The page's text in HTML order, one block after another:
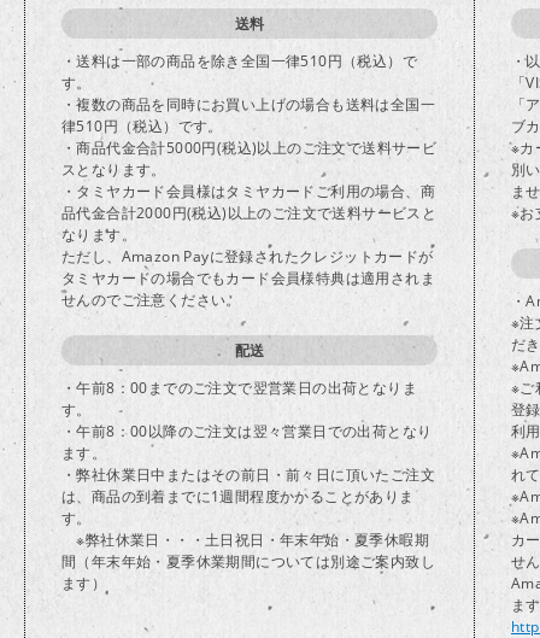
送料
・送料は一部の商品を除き全国一律510円（税込）で
す。
・複数の商品を同時にお買い上げの場合も送料は全国一
律510円（税込）です。
・商品代金合計5000円(税込)以上のご注文で送料サービ
スとなります。
・タミヤカード会員様はタミヤカードご利用の場合、商
品代金合計2000円(税込)以上のご注文で送料サービスと
なります。
ただし、Amazon Payに登録されたクレジットカードが
タミヤカードの場合でもカード会員様特典は適用されま
せんのでご注意ください。
配送
・午前8：00までのご注文で翌営業日の出荷となりま
す。
・午前8：00以降のご注文は翌々営業日での出荷となり
ます。
・弊社休業日中またはその前日・前々日に頂いたご注文
は、商品の到着までに1週間程度かかることがありま
す。
※弊社休業日・・・土日祝日・年末年始・夏季休暇期
間（年末年始・夏季休業期間については別途ご案内致し
ます）
・
「
「
ブ
※カ
別
ま
※お
・
※注
だ
※ご
登
利
れ
カ
せ
ま